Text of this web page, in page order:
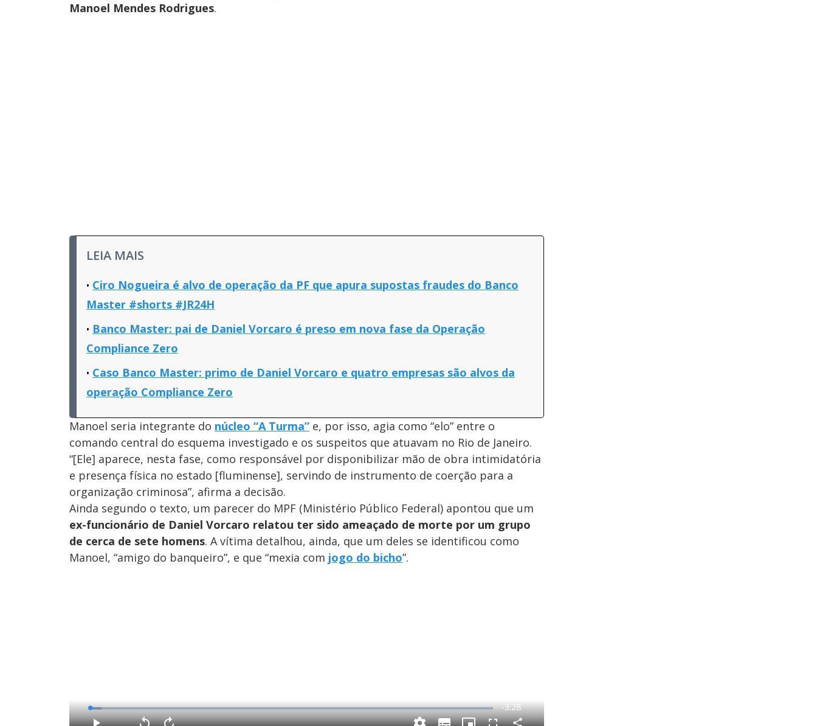
Manoel Mendes Rodrigues.
LEIA MAIS
Ciro Nogueira é alvo de operação da PF que apura supostas fraudes do Banco
Master #shorts #JR24H
Banco Master: pai de Daniel Vorcaro é preso em nova fase da Operação
Compliance Zero
Caso Banco Master: primo de Daniel Vorcaro e quatro empresas são alvos da
operação Compliance Zero
Manoel seria integrante do núcleo “A Turma” e, por isso, agia como “elo” entre o
comando central do esquema investigado e os suspeitos que atuavam no Rio de Janeiro.
“[Ele] aparece, nesta fase, como responsável por disponibilizar mão de obra intimidatória
e presença física no estado [fluminense], servindo de instrumento de coerção para a
organização criminosa”, afirma a decisão.
Ainda segundo o texto, um parecer do MPF (Ministério Público Federal) apontou que um
ex-funcionário de Daniel Vorcaro relatou ter sido ameaçado de morte por um grupo
de cerca de sete homens. A vítima detalhou, ainda, que um deles se identificou como
Manoel, “amigo do banqueiro”, e que “mexia com jogo do bicho”.
L
o
a
R
e
-3:28